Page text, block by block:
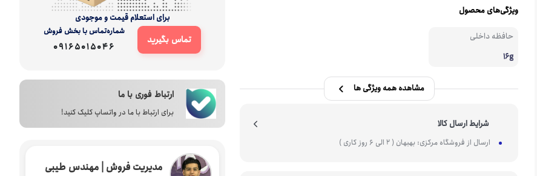
موس بی سیم
موس با سیم
رم گوشی و دوربین
کابل ، تبدیل شبکه و تلفن
کارت شبکه
کابل افزایش طول USB
پرینتر ها
بارکد خوان
دستگاه فیش پرینت
ویژگی‌های محصول
حافظه داخلی
16g
مشاهده همه ویژگی ها
شرایط ارسال کالا
ارسال از فروشگاه مرکزی: بهبهان ( 2 الی 6 روز کاری )
برای استعلام قیمت و موجودی
تماس بگیرید
شماره‌تماس‌ با‌ بخش فروش
09165015046
ارتباط فوری با ما
برای ارتباط با ما در واتساپ کلیک کنید!
مدیریت فروش | مهندس طیبی